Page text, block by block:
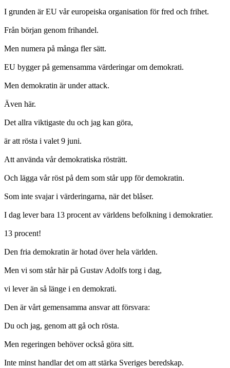
I grunden är EU vår europeiska organisation för fred och frihet.
Från början genom frihandel.
Men numera på många fler sätt.
EU bygger på gemensamma värderingar om demokrati.
Men demokratin är under attack.
Även här.
Det allra viktigaste du och jag kan göra,
är att rösta i valet 9 juni.
Att använda vår demokratiska rösträtt.
Och lägga vår röst på dem som står upp för demokratin.
Som inte svajar i värderingarna, när det blåser.
I dag lever bara 13 procent av världens befolkning i demokratier.
13 procent!
Den fria demokratin är hotad över hela världen.
Men vi som står här på Gustav Adolfs torg i dag,
vi lever än så länge i en demokrati.
Den är vårt gemensamma ansvar att försvara:
Du och jag, genom att gå och rösta.
Men regeringen behöver också göra sitt.
Inte minst handlar det om att stärka Sveriges beredskap.